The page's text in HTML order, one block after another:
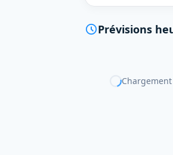
Prévisions